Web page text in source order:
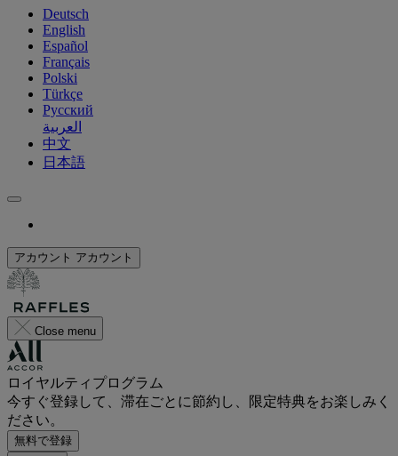
Deutsch
English
Español
Français
Polski
Türkçe
Русский
العربية
中文
日本語
アカウント アカウント
Close menu
ロイヤルティプログラム
今すぐ登録して、滞在ごとに節約し、限定特典をお楽しみく
ださい。
無料で登録